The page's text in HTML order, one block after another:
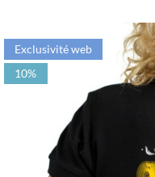
Exclusivité web
10%